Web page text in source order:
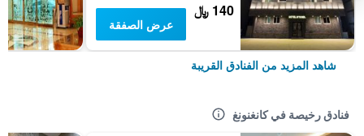
140 ﷼
عرض الصفقة
شاهد المزيد من الفنادق القريبة
فنادق رخيصة في كانغنونغ